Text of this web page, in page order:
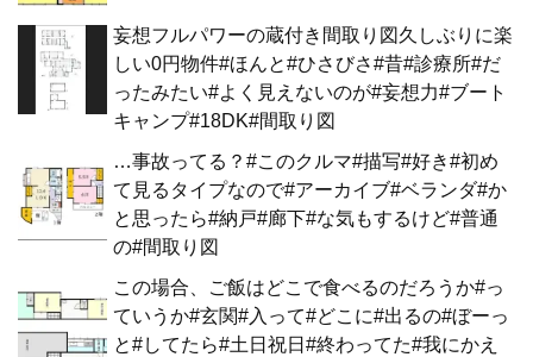
妄想フルパワーの蔵付き間取り図久しぶりに楽
しい0円物件#ほんと#ひさびさ#昔#診療所#だ
ったみたい#よく見えないのが#妄想力#ブート
キャンプ#18DK#間取り図
…事故ってる？#このクルマ#描写#好き#初め
て見るタイプなので#アーカイブ#ベランダ#か
と思ったら#納戸#廊下#な気もするけど#普通
の#間取り図
この場合、ご飯はどこで食べるのだろうか#っ
ていうか#玄関#入って#どこに#出るの#ぼーっ
と#してたら#土日祝日#終わってた#我にかえ